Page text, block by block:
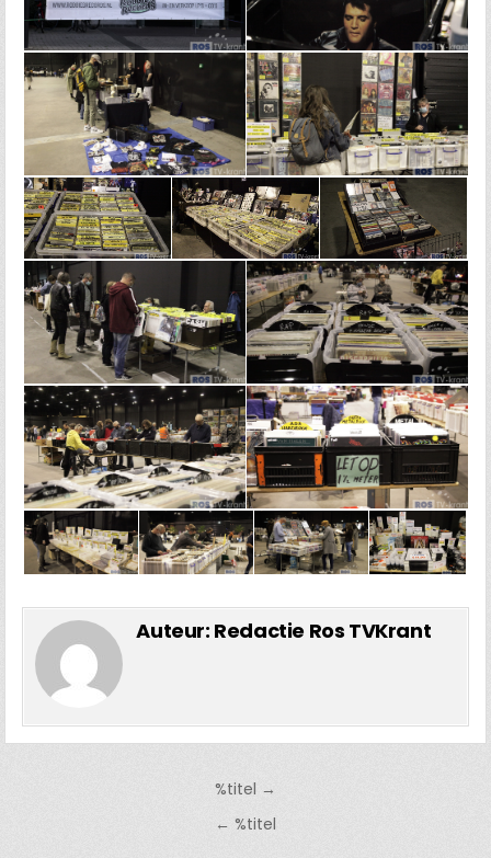
Auteur: Redactie Ros TVKrant
%titel →
← %titel